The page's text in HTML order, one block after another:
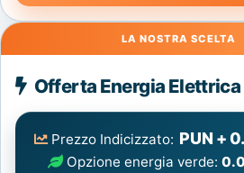
Energia
Elettrica
consigliata
Offerta Energia
Prezzo Indicizzato: PUN +
Opzione energia verde: